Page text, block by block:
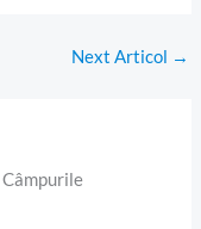
Next Articol →
Câmpurile